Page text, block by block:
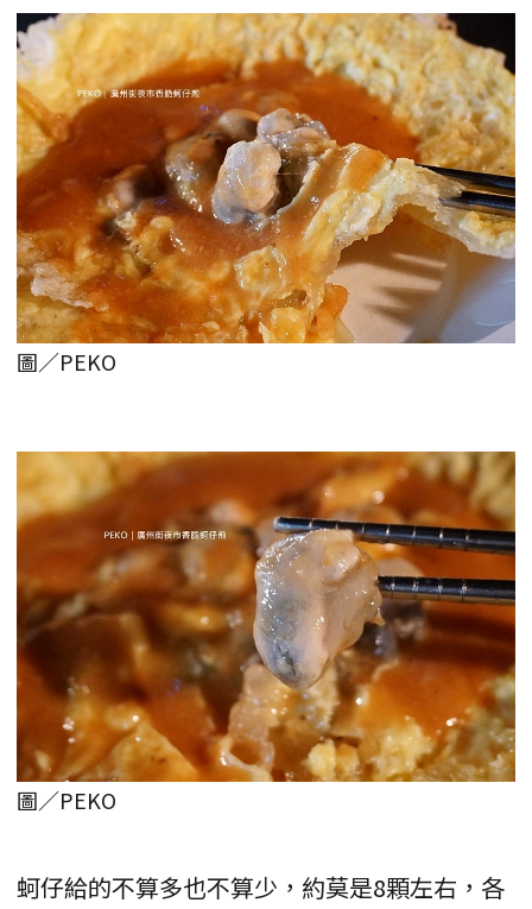
圖／PEKO
圖／PEKO
蚵仔給的不算多也不算少，約莫是8顆左右，各